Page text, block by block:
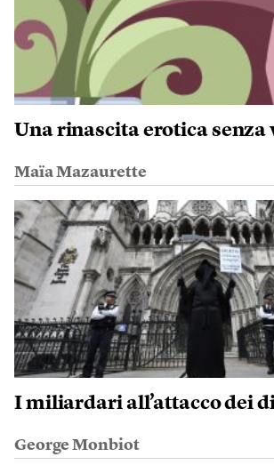
Una rinascita erotica senza
Maïa Mazaurette
I miliardari all’attacco dei
George Monbiot